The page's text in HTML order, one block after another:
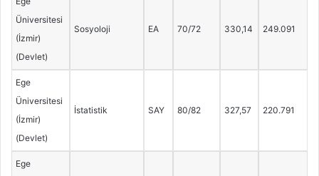
Üniversitesi
(İzmir)
(Devlet)
Sosyoloji EA 70/72 330,14 249.091
Ege
Üniversitesi
(İzmir)
(Devlet)
İstatistik SAY 80/82 327,57 220.791
Ege